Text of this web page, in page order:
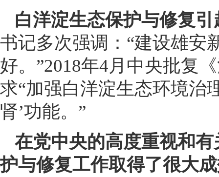
白洋淀生态保护与修复
书记多次强调：“建设雄安
好。”2018年4月中央批复
求“加强白洋淀生态环境治
肾’功能。”
在党中央的高度重视和
护与修复工作取得了很大